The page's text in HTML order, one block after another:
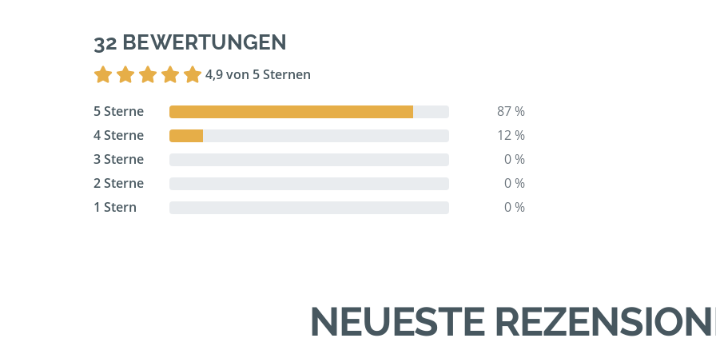
32 BEWERTUNGEN
4,9 von 5 Sternen
5 Sterne
87 %
4 Sterne
12 %
3 Sterne
0 %
2 Sterne
0 %
1 Stern
0 %
NEUESTE